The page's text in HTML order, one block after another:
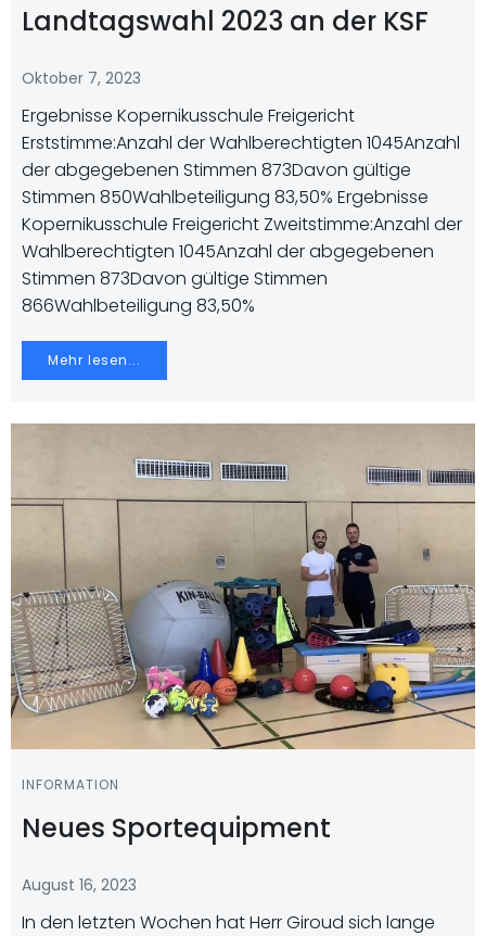
Landtagswahl 2023 an der KSF
Oktober 7, 2023
Ergebnisse Kopernikusschule Freigericht
Erststimme:Anzahl der Wahlberechtigten 1045Anzahl
der abgegebenen Stimmen 873Davon gültige
Stimmen 850Wahlbeteiligung 83,50% Ergebnisse
Kopernikusschule Freigericht Zweitstimme:Anzahl der
Wahlberechtigten 1045Anzahl der abgegebenen
Stimmen 873Davon gültige Stimmen
866Wahlbeteiligung 83,50%
Mehr lesen...
INFORMATION
Neues Sportequipment
August 16, 2023
In den letzten Wochen hat Herr Giroud sich lange